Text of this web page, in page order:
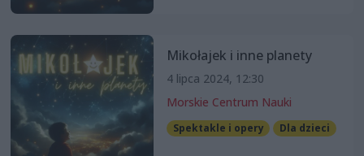
Mikołajek i inne planety
4 lipca 2024, 12:30
Morskie Centrum Nauki
Spektakle i opery Dla dzieci